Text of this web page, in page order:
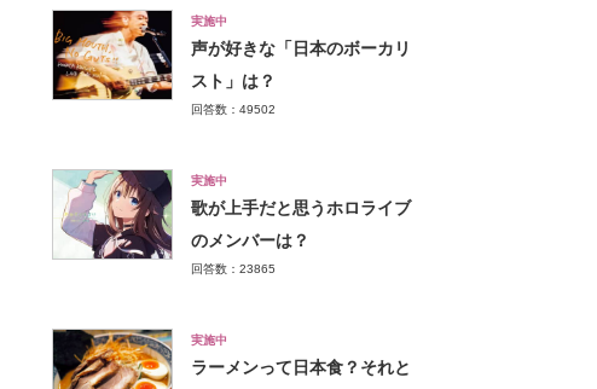
実施中
声が好きな「日本のボーカリ
スト」は？
回答数：49502
実施中
歌が上手だと思うホロライブ
のメンバーは？
回答数：23865
実施中
ラーメンって日本食？それと